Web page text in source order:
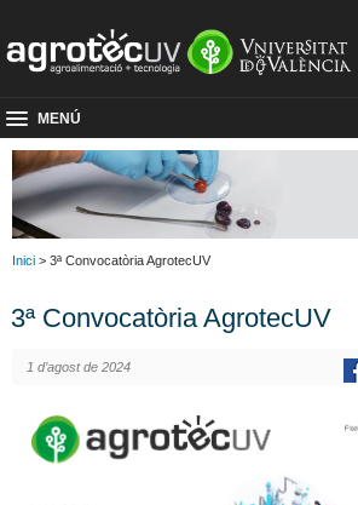
MENÚ
Inici > 3ª Convocatòria AgrotecUV
3ª Convocatòria AgrotecUV
1 d’agost de 2024